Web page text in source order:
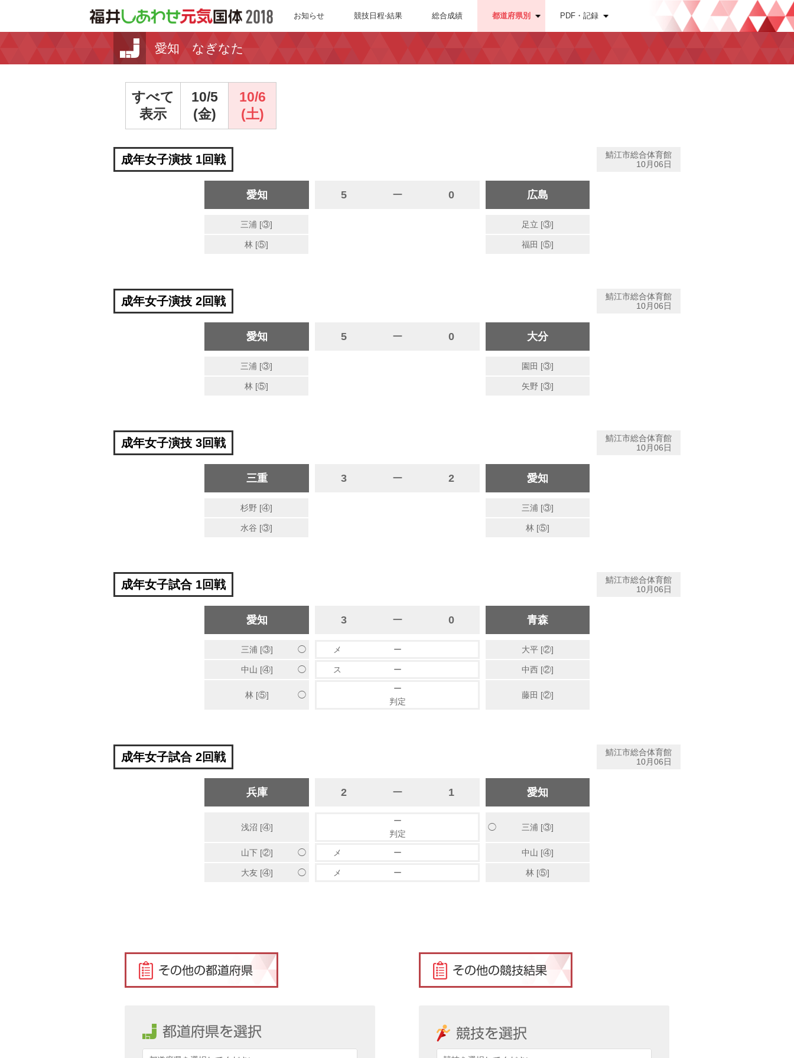
お知らせ 競技日程⋅結果 総合成績 都道府県別 PDF・記録
愛知 なぎなた
すべて
表示
10/5
(金)
10/6
(土)
成年女子演技 1回戦
鯖江市総合体育館
10月06日
愛知 5 ー 0 広島
三浦 [③] 足立 [③]
林 [⑤] 福田 [⑤]
成年女子演技 2回戦
鯖江市総合体育館
10月06日
愛知 5 ー 0 大分
三浦 [③] 園田 [③]
林 [⑤] 矢野 [③]
成年女子演技 3回戦
鯖江市総合体育館
10月06日
三重 3 ー 2 愛知
杉野 [④] 三浦 [③]
水谷 [③] 林 [⑤]
成年女子試合 1回戦
鯖江市総合体育館
10月06日
愛知 3 ー 0 青森
三浦 [③] ◯ メ ー 大平 [②]
中山 [④] ◯ ス ー 中西 [②]
林 [⑤] ◯
ー
判定
藤田 [②]
成年女子試合 2回戦
鯖江市総合体育館
10月06日
兵庫 2 ー 1 愛知
浅沼 [④]
ー
判定
三浦 [③]
◯
山下 [②] ◯ メ ー 中山 [④]
大友 [④] ◯ メ ー 林 [⑤]